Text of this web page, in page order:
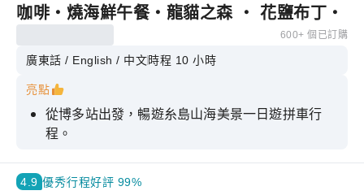
咖啡・燒海鮮午餐・龍貓之森 ・ 花鹽布丁・
夫婦巖・天使之翼・椰子秋千｜博多站出發
600+ 個已訂購
廣東話 / English / 中文時程 10 小時
亮點
從博多站出發，暢遊糸島山海美景一日遊拼車行
程。
造訪白絲瀑布、雷山千如寺與櫻井二見浦夫婦巖等
糸島人氣景點。
4.9 優秀行程好評 99%